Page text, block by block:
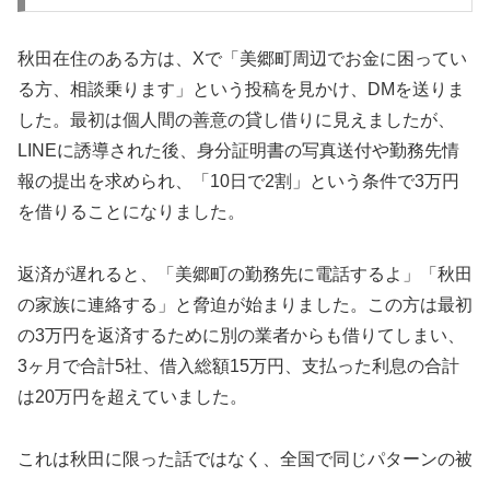
秋田在住のある方は、Xで「美郷町周辺でお金に困ってい
る方、相談乗ります」という投稿を見かけ、DMを送りま
した。最初は個人間の善意の貸し借りに見えましたが、
LINEに誘導された後、身分証明書の写真送付や勤務先情
報の提出を求められ、「10日で2割」という条件で3万円
を借りることになりました。
返済が遅れると、「美郷町の勤務先に電話するよ」「秋田
の家族に連絡する」と脅迫が始まりました。この方は最初
の3万円を返済するために別の業者からも借りてしまい、
3ヶ月で合計5社、借入総額15万円、支払った利息の合計
は20万円を超えていました。
これは秋田に限った話ではなく、全国で同じパターンの被